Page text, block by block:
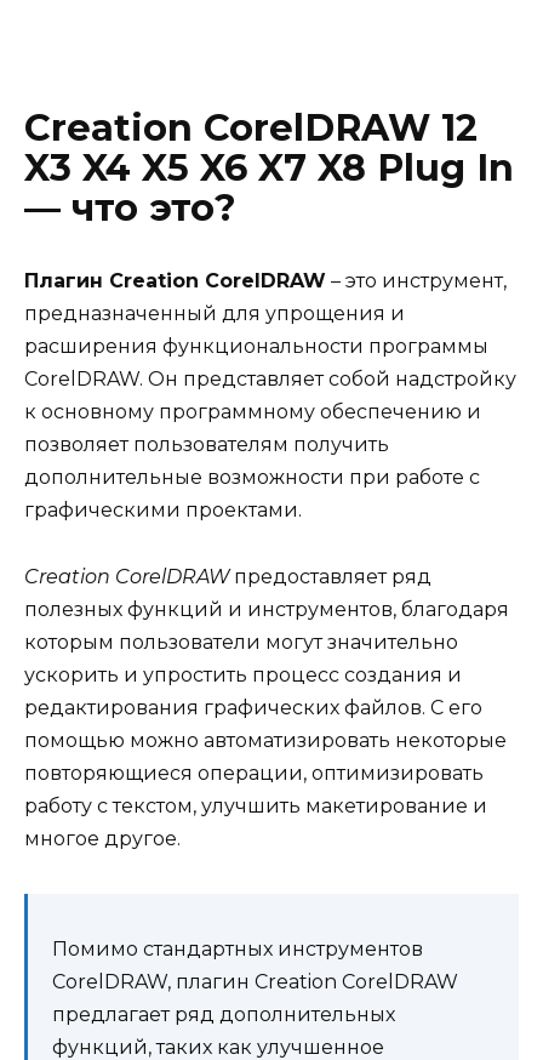
Creation CorelDRAW 12
X3 X4 X5 X6 X7 X8 Plug In
— что это?
Плагин Creation CorelDRAW – это инструмент,
предназначенный для упрощения и
расширения функциональности программы
CorelDRAW. Он представляет собой надстройку
к основному программному обеспечению и
позволяет пользователям получить
дополнительные возможности при работе с
графическими проектами.
Creation CorelDRAWпредоставляет ряд
полезных функций и инструментов, благодаря
которым пользователи могут значительно
ускорить и упростить процесс создания и
редактирования графических файлов. С его
помощью можно автоматизировать некоторые
повторяющиеся операции, оптимизировать
работу с текстом, улучшить макетирование и
многое другое.
Помимо стандартных инструментов
CorelDRAW, плагин Creation CorelDRAW
предлагает ряд дополнительных
функций, таких как улучшенное